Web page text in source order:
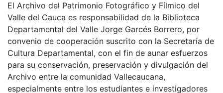
El Archivo del Patrimonio Fotográfico y Fílmico del
Valle del Cauca es responsabilidad de la Biblioteca
Departamental del Valle Jorge Garcés Borrero, por
convenio de cooperación suscrito con la Secretaría de
Cultura Departamental, con el fin de aunar esfuerzos
para su conservación, preservación y divulgación del
Archivo entre la comunidad Vallecaucana,
especialmente entre los estudiantes e investigadores